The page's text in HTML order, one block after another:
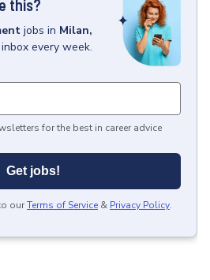
this?
jobs in Milan,
every week.
for the best in career advice
Get jobs!
ourTerms of Service & Privacy Policy.